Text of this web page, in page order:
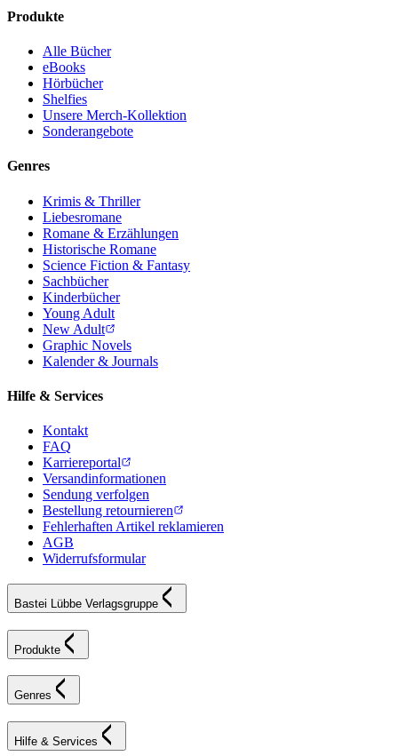
Produkte
Alle Bücher
eBooks
Hörbücher
Shelfies
Unsere Merch-Kollektion
Sonderangebote
Genres
Krimis & Thriller
Liebesromane
Romane & Erzählungen
Historische Romane
Science Fiction & Fantasy
Sachbücher
Kinderbücher
Young Adult
New Adult
Graphic Novels
Kalender & Journals
Hilfe & Services
Kontakt
FAQ
Karriereportal
Versandinformationen
Sendung verfolgen
Bestellung retournieren
Fehlerhaften Artikel reklamieren
AGB
Widerrufsformular
Bastei Lübbe Verlagsgruppe
Produkte
Genres
Hilfe & Services